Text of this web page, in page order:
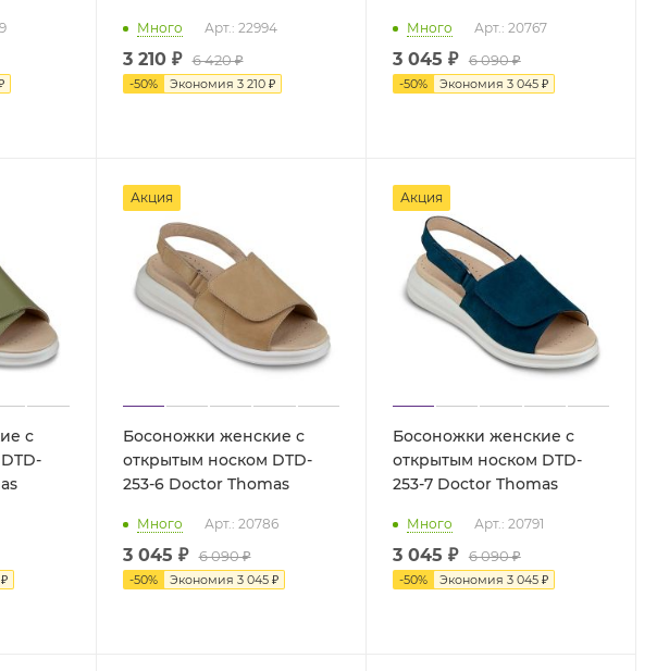
Много Арт.: 22994
3 210 ₽ 6 420 ₽
-50% Экономия 3 210 ₽
Много Арт.: 20767
3 045 ₽ 6 090 ₽
-50% Экономия 3 045 ₽
с
Акция
Босоножки женские с
открытым носком DTD-
253-6 Doctor Thomas
Много Арт.: 20786
3 045 ₽ 6 090 ₽
-50% Экономия 3 045 ₽
Акция
Босоножки женские с
открытым носком DTD-
253-7 Doctor Thomas
Много Арт.: 20791
3 045 ₽ 6 090 ₽
-50% Экономия 3 045 ₽